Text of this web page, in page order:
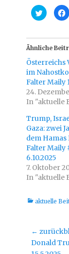
K
l
,
u
m
b
e
r
T
i
t
t
r
z
u
t
e
i
l
e
n
(
W
i
i
n
e
m
F
e
K
l
,
u
a
u
f
F
a
e
b
o
k
z
u
e
n
(
i
i
n
e
F
e
Ähnliche
Österreichs
im
Falter Maily
24.
In "aktuelle
Trump,
Gaza: zwei
dem
Falter Maily
6.10.2025
7. Oktober
In "aktuelle
Kategorien
aktuelle
←
Vorheriger
Donald